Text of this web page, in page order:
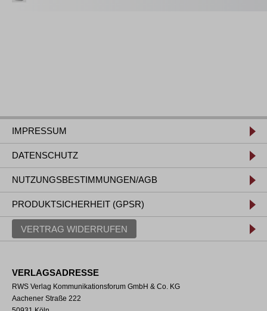
IMPRESSUM
DATENSCHUTZ
NUTZUNGSBESTIMMUNGEN/AGB
PRODUKTSICHERHEIT (GPSR)
VERTRAG WIDERRUFEN
VERLAGSADRESSE
RWS Verlag Kommunikationsforum GmbH & Co. KG
Aachener Straße 222